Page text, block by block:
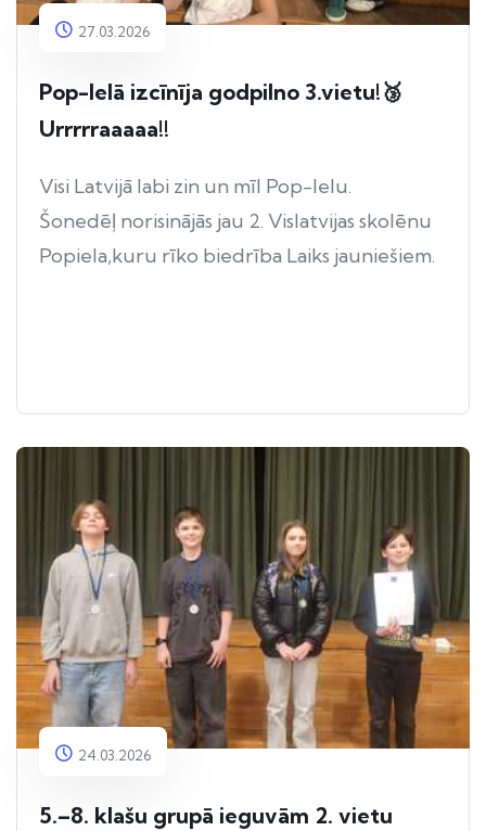
27.03.2026
Pop-Ielā izcīnīja godpilno 3.vietu!🥉
Urrrrraaaaa!!
Visi Latvijā labi zin un mīl Pop-Ielu.
Šonedēļ norisinājās jau 2. Vislatvijas skolēnu
Popiela,kuru rīko biedrība Laiks jauniešiem.
24.03.2026
5.–8. klašu grupā ieguvām 2. vietu